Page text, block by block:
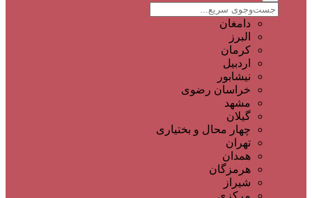
دامغان
البرز
کرمان
اردبیل
نیشابور
خراسان رضوی
مشهد
گیلان
چهار محال و بختیاری
تهران
همدان
هرمزگان
شیراز